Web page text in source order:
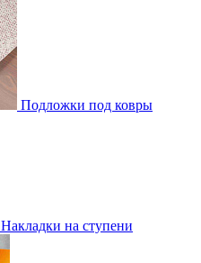
Подложки под ковры
Накладки на ступени